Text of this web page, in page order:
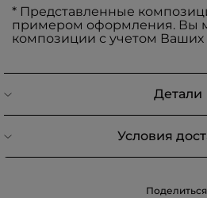
* Представленные
примером оформления. Вы
композиции с учетом
Детали
Условия